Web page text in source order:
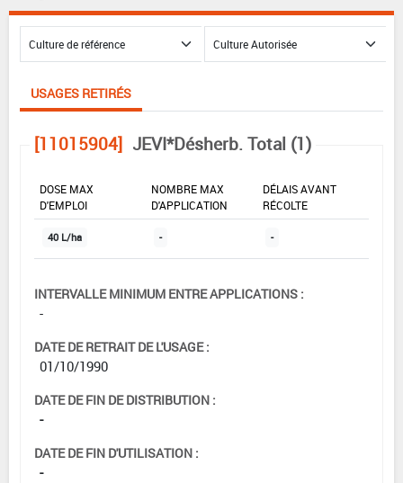
USAGES RETIRÉS
[11015904] JEVI*Désherb. Total (1)
DOSE MAX
D'EMPLOI
NOMBRE MAX
D'APPLICATION
DÉLAIS AVANT
RÉCOLTE
40 L/ha - -
INTERVALLE MINIMUM ENTRE APPLICATIONS :
-
DATE DE RETRAIT DE L'USAGE :
01/10/1990
DATE DE FIN DE DISTRIBUTION :
-
DATE DE FIN D'UTILISATION :
-